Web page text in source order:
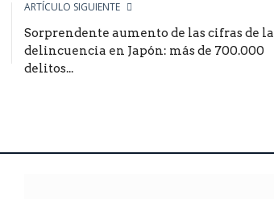
ARTÍCULO SIGUIENTE
Sorprendente aumento de las cifras de la
delincuencia en Japón: más de 700.000
delitos...